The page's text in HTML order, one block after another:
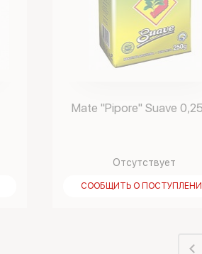
Mate "Pipore" Suave
Отсутствует
СООБЩИТЬ О